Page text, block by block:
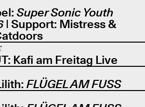
Super Sonic Youth
| Support: Mistress &
Kafi am Freitag Live
FLÜGEL AM FUSS